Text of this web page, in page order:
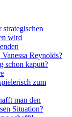
wird
Reynolds?
schon kaputt?
zum
man den
Situation?